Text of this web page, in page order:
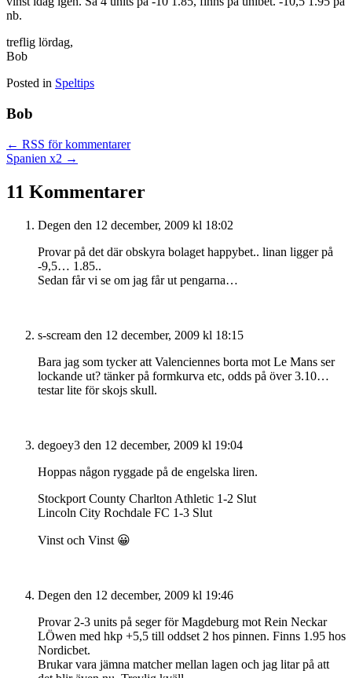
nb.
treflig lördag,
Bob
Posted in Speltips
Bob
Posts
navigation
← RSS för kommentarer
Spanien x2 →
11 Kommentarer
Degen den 12 december, 2009 kl 18:02
Provar på det där obskyra bolaget happybet.. linan ligger på
-9,5… 1.85..
Sedan får vi se om jag får ut pengarna…
s-scream den 12 december, 2009 kl 18:15
Bara jag som tycker att Valenciennes borta mot Le Mans ser
lockande ut? tänker på formkurva etc, odds på över 3.10…
testar lite för skojs skull.
degoey3 den 12 december, 2009 kl 19:04
Hoppas någon ryggade på de engelska liren.
Stockport County Charlton Athletic 1-2 Slut
Lincoln City Rochdale FC 1-3 Slut
Vinst och Vinst 😀
Degen den 12 december, 2009 kl 19:46
Provar 2-3 units på seger för Magdeburg mot Rein Neckar
LÖwen med hkp +5,5 till oddset 2 hos pinnen. Finns 1.95 hos
Nordicbet.
Brukar vara jämna matcher mellan lagen och jag litar på att